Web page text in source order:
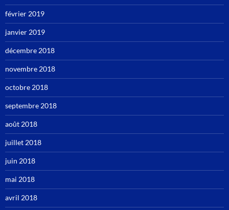
février 2019
janvier 2019
décembre 2018
novembre 2018
octobre 2018
septembre 2018
août 2018
juillet 2018
juin 2018
mai 2018
avril 2018